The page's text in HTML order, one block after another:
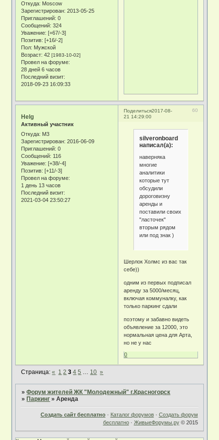
Откуда: Moscow
Зарегистрирован: 2013-05-25
Приглашений: 0
Сообщений: 324
Уважение: [+67/-3]
Позитив: [+16/-2]
Пол: Мужской
Возраст: 42[1983-10-02]
Провел на форуме:
28 дней 6 часов
Последний визит:
2018-09-23 16:09:33
Поделиться 60
2017-08-
21 14:29:00
Helg
Активный участник
Откуда: М3
Зарегистрирован: 2016-06-09
Приглашений: 0
Сообщений: 116
Уважение: [+38/-4]
Позитив: [+11/-3]
Провел на форуме:
1 день 13 часов
Последний визит:
2021-03-04 23:50:27
silveronboard
написал(а):
наверняка
многие
аналитики
которые тут
обсудили
дороговизну
аренды и
поставили своих
"ласточек"
вторым рядом
или под знак )
Шерлок Холмс из вас так
себе))
одним из первых подписал
аренду за 5000/месяц,
включая коммуналку, как
только паркинг сдали
поэтому и забавно видеть
объявление за 12000, это
нормальная цена для Арта,
но не у нас
0
Страница:« 1 2 3 4 5 10 »
»Форум жителей ЖК "Молодежный" г.Красногорск
» Паркинг »Аренда
Создать сайт бесплатно· Каталог форумов· Создать форум
бесплатно· ЖивыеФорумы.ру© 2015